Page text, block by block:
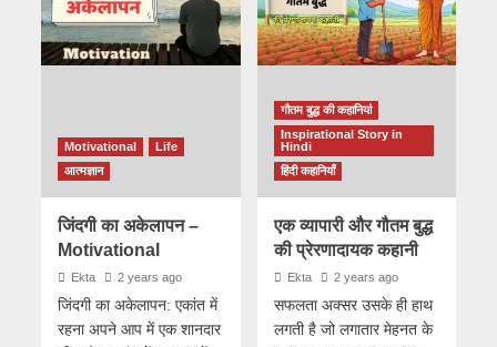
Motivational
Life
आत्मज्ञान
जिंदगी का अकेलापन –
Motivational
Ekta 2 years ago
जिंदगी का अकेलापन: एकांत में
रहना अपने आप में एक शानदार
गौतम बुद्ध की कहानियां
Inspirational Story in
Hindi
हिंदी कहानियाँ
एक व्यापारी और गौतम बुद्ध
की प्रेरणादायक कहानी
Ekta 2 years ago
सफलता अक्सर उसके ही हाथ
लगती है जो लगातार मेहनत के